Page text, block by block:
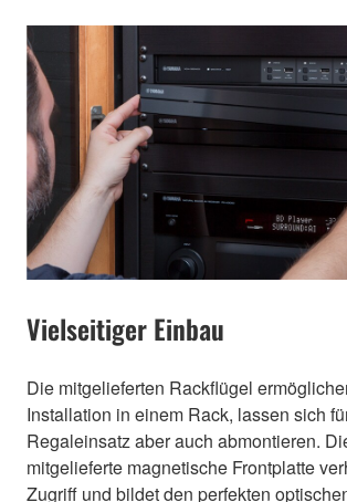
Vielseitiger Einbau
Die mitgelieferten Rackflügel
Installation in einem Rack, lassen sich
Regaleinsatz aber auch abmontieren.
mitgelieferte magnetische Frontplatte
Zugriff und bildet den perfekten